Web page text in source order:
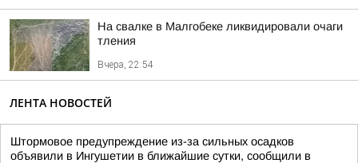
На свалке в Малгобеке ликвидировали очаги
тления
Вчера, 22:54
ЛЕНТА НОВОСТЕЙ
Штормовое предупреждение из-за сильных осадков
объявили в Ингушетии в ближайшие сутки, сообщили в